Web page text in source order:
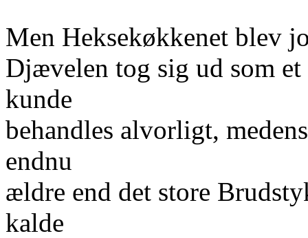
Men Heksekøkkenet blev
Djævelen tog sig ud som
kunde
behandles alvorligt,
endnu
ældre end det store
kalde